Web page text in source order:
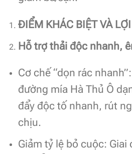
ĐIỂM KHÁC BIỆT VÀ
Hỗ trợ thải độc nhanh,
Cơ chế “dọn rác
đường mía Hà Thủ Ô
đẩy độc tố nhanh, rút
chịu.
Giảm tỷ lệ bỏ cuộc: